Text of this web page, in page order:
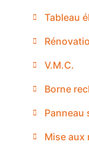
Tableau
V.M.C.
Borne
Panneau
Mise aux